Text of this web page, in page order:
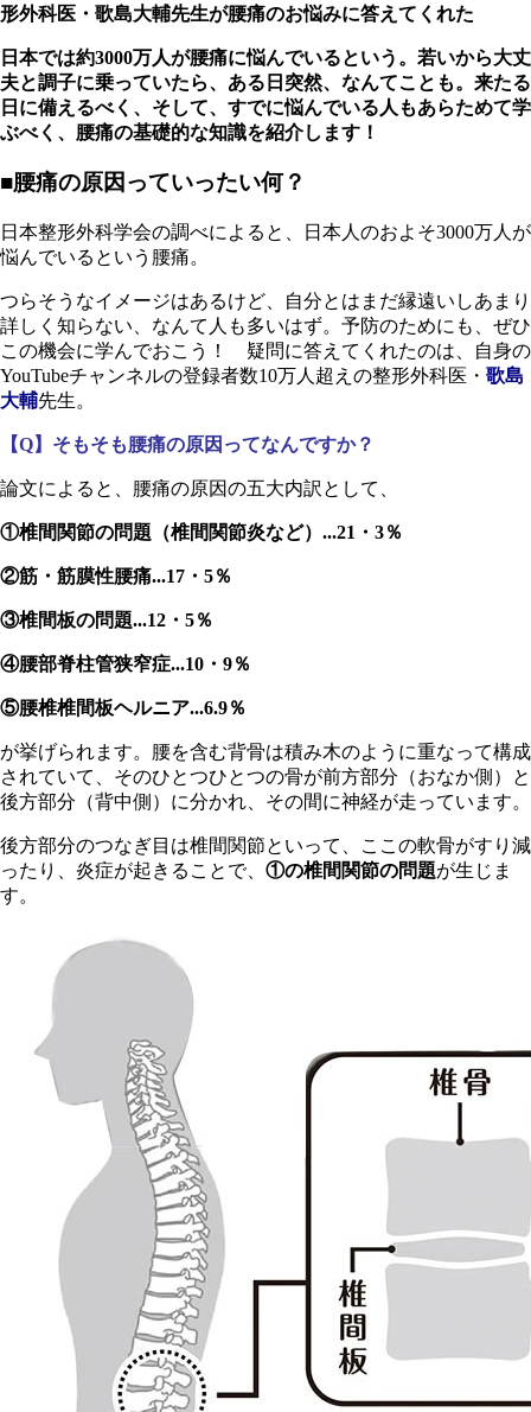
形外科医・歌島大輔先生が腰痛のお悩みに答えてくれた
日本では約3000万人が腰痛に悩んでいるという。若いから大丈
夫と調子に乗っていたら、ある日突然、なんてことも。来たる
日に備えるべく、そして、すでに悩んでいる人もあらためて学
ぶべく、腰痛の基礎的な知識を紹介します！
■腰痛の原因っていったい何？
日本整形外科学会の調べによると、日本人のおよそ3000万人が
悩んでいるという腰痛。
つらそうなイメージはあるけど、自分とはまだ縁遠いしあまり
詳しく知らない、なんて人も多いはず。予防のためにも、ぜひ
この機会に学んでおこう！ 疑問に答えてくれたのは、自身の
YouTubeチャンネルの登録者数10万人超えの整形外科医・ 歌島
大輔先生。
【Q】そもそも腰痛の原因ってなんですか？
論文によると、腰痛の原因の五大内訳として、
①椎間関節の問題（椎間関節炎など）...21・3％
②筋・筋膜性腰痛...17・5％
③椎間板の問題...12・5％
④腰部脊柱管狭窄症...10・9％
⑤腰椎椎間板ヘルニア...6.9％
が挙げられます。腰を含む背骨は積み木のように重なって構成
されていて、そのひとつひとつの骨が前方部分（おなか側）と
後方部分（背中側）に分かれ、その間に神経が走っています。
後方部分のつなぎ目は椎間関節といって、ここの軟骨がすり減
ったり、炎症が起きることで、 ①の椎間関節の問題が生じま
す。